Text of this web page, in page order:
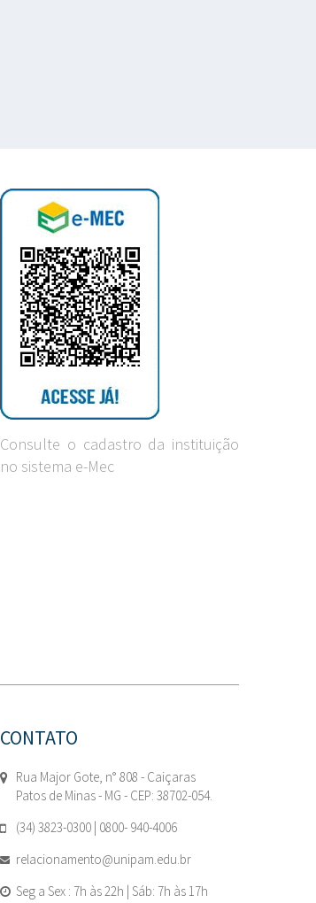
Consulte o cadastro da instituição
no sistema e-Mec
CONTATO
Rua Major Gote, n° 808 - Caiçaras
Patos de Minas - MG - CEP: 38702-054.
(34) 3823-0300 | 0800- 940-4006
relacionamento@unipam.edu.br
Seg a Sex : 7h às 22h | Sáb: 7h às 17h